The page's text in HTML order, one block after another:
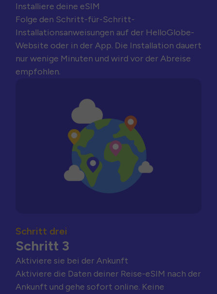
Installiere deine eSIM
Folge den Schritt-für-Schritt-
Installationsanweisungen auf der HelloGlobe-
Website oder in der App. Die Installation dauert
nur wenige Minuten und wird vor der Abreise
empfohlen.
Schritt drei
Schritt 3
Aktiviere sie bei der Ankunft
Aktiviere die Daten deiner Reise-eSIM nach der
Ankunft und gehe sofort online. Keine